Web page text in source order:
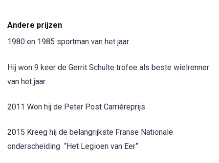
Andere prijzen
1980 en 1985 sportman van het jaar
Hij won 9 keer de Gerrit Schulte trofee als beste wielrenner
van het jaar
2011 Won hij de Peter Post Carrièreprijs
2015 Kreeg hij de belangrijkste Franse Nationale
onderscheiding “Het Legioen van Eer”